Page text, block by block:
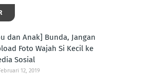
dan Anak] Bunda, Jangan
Foto Wajah Si Kecil ke
Sosial
12, 2019